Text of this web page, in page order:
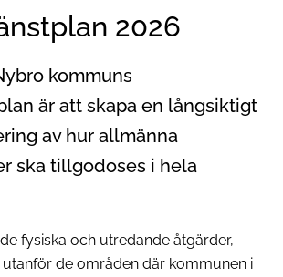
2026
kommuns
är att skapa en långsiktigt
av hur allmänna
ska tillgodoses i hela
fysiska och utredande åtgärder,
de områden där kommunen i